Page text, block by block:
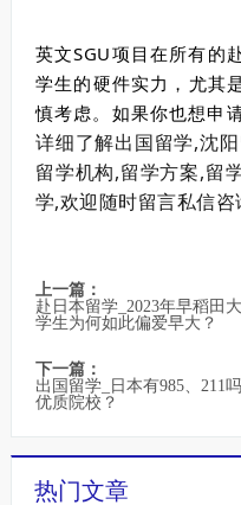
英文SGU项目在所有的
学生的硬件实力，尤其
慎考虑。 如果你也想申
详细了解出国留学,沈
留学机构,留学方案,留
学,欢迎随时留言私信
上一篇：
赴日本留学_2023年早稻田
学生为何如此偏爱早大？
下一篇：
出国留学_日本有985、211
优质院校？
热门文章